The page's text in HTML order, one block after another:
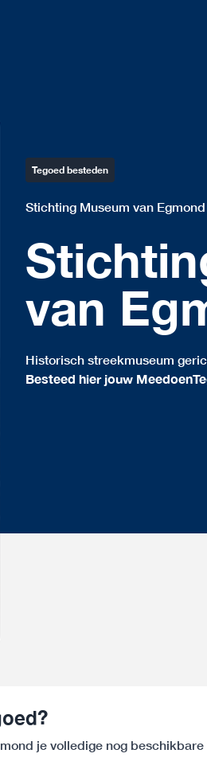
Tegoed besteden
Stichting Museum van Egmond
van
Historisch streekmuseum
Besteed hier jouw
je volledige nog